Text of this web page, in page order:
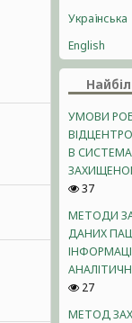
Українська
English
УМОВИ
В
37
МЕТОДИ
ДАНИХ
27
МЕТОД